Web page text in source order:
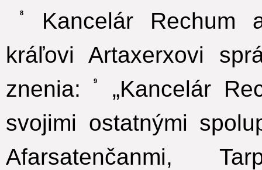
8
Kancelár Rechum
kráľovi Artaxerxovi
znenia:
9
„Kancelár
svojimi ostatnými
Afarsatenčanmi,